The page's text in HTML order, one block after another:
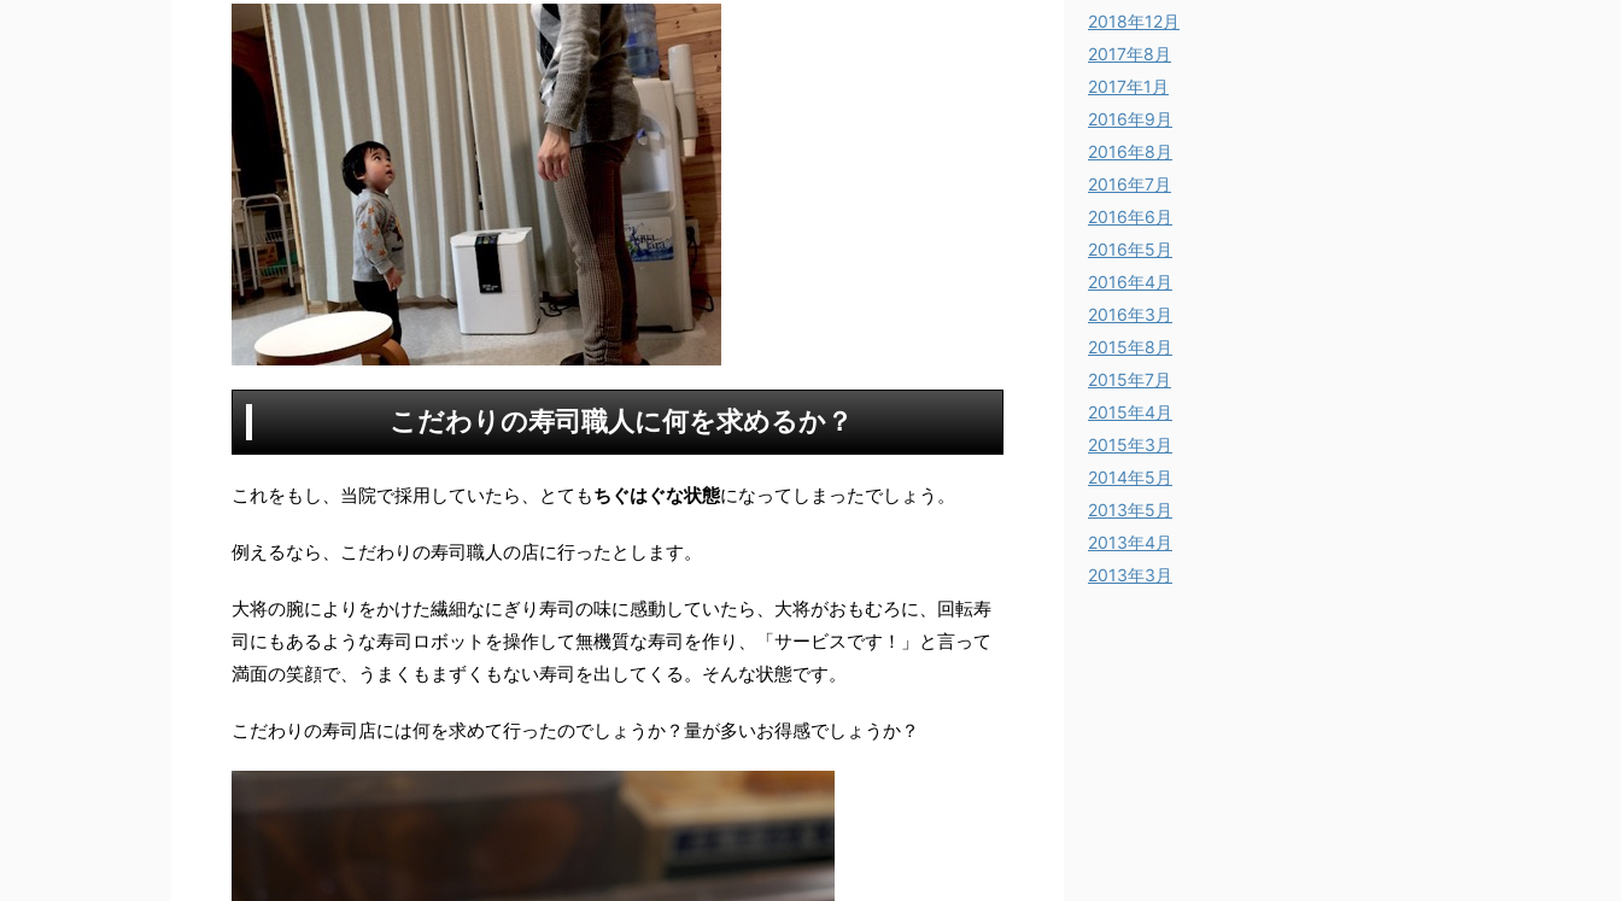
こだわりの寿司職人に何を求めるか？
これをもし、当院で採用していたら、とてもちぐはぐな状態になってしまったでしょう。
例えるなら、こだわりの寿司職人の店に行ったとします。
大将の腕によりをかけた繊細なにぎり寿司の味に感動していたら、大将がおもむろに、回転寿
司にもあるような寿司ロボットを操作して無機質な寿司を作り、「サービスです！」と言って
満面の笑顔で、うまくもまずくもない寿司を出してくる。そんな状態です。
こだわりの寿司店には何を求めて行ったのでしょうか？量が多いお得感でしょうか？
2018年12月
2017年8月
2017年1月
2016年9月
2016年8月
2016年7月
2016年6月
2016年5月
2016年4月
2016年3月
2015年8月
2015年7月
2015年4月
2015年3月
2014年5月
2013年5月
2013年4月
2013年3月